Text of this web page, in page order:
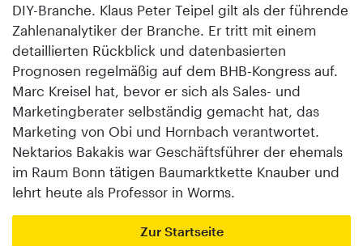
DIY-Branche. Klaus Peter Teipel gilt als der führende
Zahlenanalytiker der Branche. Er tritt mit einem
detaillierten Rückblick und datenbasierten
Prognosen regelmäßig auf dem BHB-Kongress auf.
Marc Kreisel hat, bevor er sich als Sales- und
Marketingberater selbständig gemacht hat, das
Marketing von Obi und Hornbach verantwortet.
Nektarios Bakakis war Geschäftsführer der ehemals
im Raum Bonn tätigen Baumarktkette Knauber und
lehrt heute als Professor in Worms.
Zur Startseite